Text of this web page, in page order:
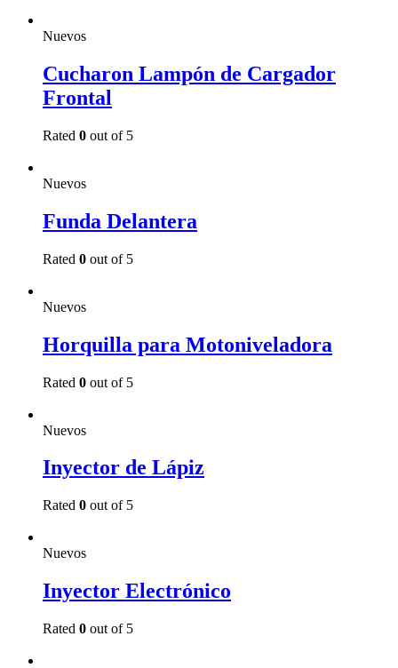
Nuevos
Cucharon Lampón de Cargador
Frontal
Rated 0 out of 5
Nuevos
Funda Delantera
Rated 0 out of 5
Nuevos
Horquilla para Motoniveladora
Rated 0 out of 5
Nuevos
Inyector de Lápiz
Rated 0 out of 5
Nuevos
Inyector Electrónico
Rated 0 out of 5